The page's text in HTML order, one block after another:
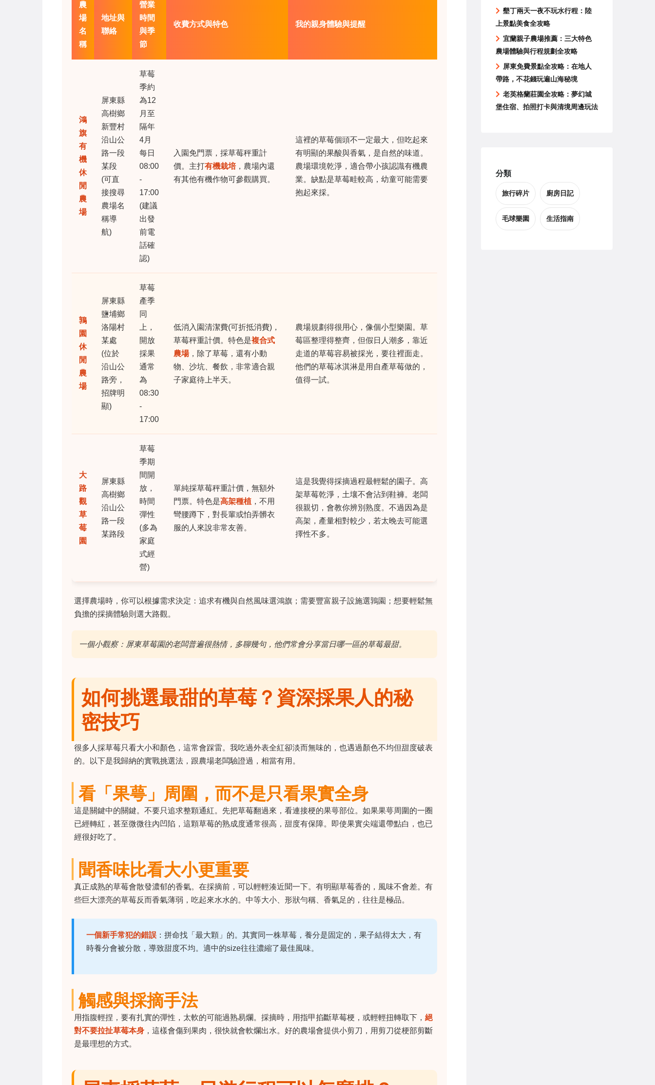
農
場
名
稱
地址與
聯絡
營業
時間
與季
節
收費方式與特色 我的親身體驗與提醒
鴻
旗
有
機
休
閒
農
場
屏東縣
高樹鄉
新豐村
沿山公
路一段
某段
(可直
接搜尋
農場名
稱導
航)
草莓
季約
為12
月至
隔年
4月
每日
08:00
-
17:00
(建議
出發
前電
話確
認)
入園免門票，採草莓秤重計
價。主打有機栽培，農場內還
有其他有機作物可參觀購買。
這裡的草莓個頭不一定最大，但吃起來
有明顯的果酸與香氣，是自然的味道。
農場環境乾淨，適合帶小孩認識有機農
業。缺點是草莓畦較高，幼童可能需要
抱起來採。
鶉
園
休
閒
農
場
屏東縣
鹽埔鄉
洛陽村
某處
(位於
沿山公
路旁，
招牌明
顯)
草莓
產季
同
上，
開放
採果
通常
為
08:30
-
17:00
低消入園清潔費(可折抵消費)，
草莓秤重計價。特色是複合式
農場，除了草莓，還有小動
物、沙坑、餐飲，非常適合親
子家庭待上半天。
農場規劃得很用心，像個小型樂園。草
莓區整理得整齊，但假日人潮多，靠近
走道的草莓容易被採光，要往裡面走。
他們的草莓冰淇淋是用自產草莓做的，
值得一試。
大
路
觀
草
莓
園
屏東縣
高樹鄉
沿山公
路一段
某路段
草莓
季期
間開
放，
時間
彈性
(多為
家庭
式經
營)
單純採草莓秤重計價，無額外
門票。特色是高架種植 ，不用
彎腰蹲下，對長輩或怕弄髒衣
服的人來說非常友善。
這是我覺得採摘過程最輕鬆的園子。高
架草莓乾淨，土壤不會沾到鞋褲。老闆
很親切，會教你辨別熟度。不過因為是
高架，產量相對較少，若太晚去可能選
擇性不多。
選擇農場時，你可以根據需求決定：追求有機與自然風味選鴻旗；需要豐富親子設施選鶉園；想要輕鬆無
負擔的採摘體驗則選大路觀。
一個小觀察：屏東草莓園的老闆普遍很熱情，多聊幾句，他們常會分享當日哪一區的草莓最甜。
如何挑選最甜的草莓？資深採果人的秘
密技巧
很多人採草莓只看大小和顏色，這常會踩雷。我吃過外表全紅卻淡而無味的，也遇過顏色不均但甜度破表
的。以下是我歸納的實戰挑選法，跟農場老闆驗證過，相當有用。
看「果萼」周圍，而不是只看果實全身
這是關鍵中的關鍵。不要只追求整顆通紅。先把草莓翻過來，看連接梗的果萼部位。如果果萼周圍的一圈
已經轉紅，甚至微微往內凹陷，這顆草莓的熟成度通常很高，甜度有保障。即使果實尖端還帶點白，也已
經很好吃了。
聞香味比看大小更重要
真正成熟的草莓會散發濃郁的香氣。在採摘前，可以輕輕湊近聞一下。有明顯草莓香的，風味不會差。有
些巨大漂亮的草莓反而香氣薄弱，吃起來水水的。中等大小、形狀勻稱、香氣足的，往往是極品。
一個新手常犯的錯誤 ：拼命找「最大顆」的。其實同一株草莓，養分是固定的，果子結得太大，有
時養分會被分散，導致甜度不均。適中的size往往濃縮了最佳風味。
觸感與採摘手法
用指腹輕捏，要有扎實的彈性，太軟的可能過熟易爛。採摘時，用指甲掐斷草莓梗，或輕輕扭轉取下， 絕
對不要拉扯草莓本身 ，這樣會傷到果肉，很快就會軟爛出水。好的農場會提供小剪刀，用剪刀從梗部剪斷
是最理想的方式。
墾丁兩天一夜不玩水行程：陸
上景點美食全攻略
宜蘭親子農場推薦：三大特色
農場體驗與行程規劃全攻略
屏東免費景點全攻略：在地人
帶路，不花錢玩遍山海秘境
老英格蘭莊園全攻略：夢幻城
堡住宿、拍照打卡與清境周邊玩法
分類
旅行碎片 廚房日記
毛球樂園 生活指南